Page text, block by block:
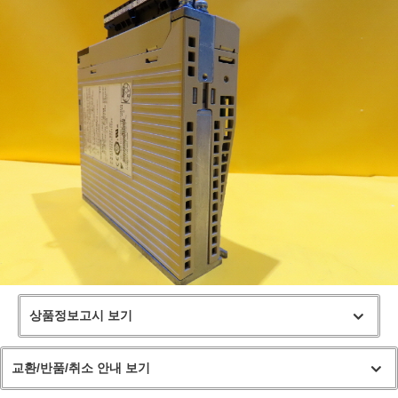
상품정보고시 보기
교환/반품/취소 안내 보기